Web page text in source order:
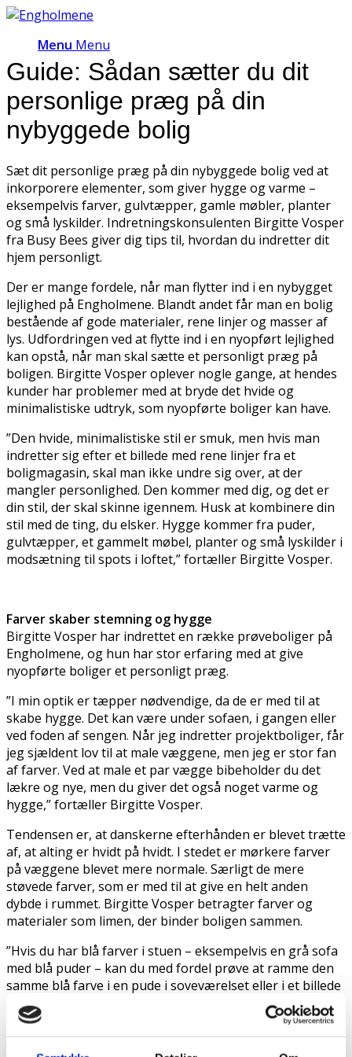
Menu Menu
Guide: Sådan sætter du dit
personlige præg på din
nybyggede bolig
Sæt dit personlige præg på din nybyggede bolig ved at
inkorporere elementer, som giver hygge og varme –
eksempelvis farver, gulvtæpper, gamle møbler, planter
og små lyskilder. Indretningskonsulenten Birgitte Vosper
fra Busy Bees giver dig tips til, hvordan du indretter dit
hjem personligt.
Der er mange fordele, når man flytter ind i en nybygget
lejlighed på Engholmene. Blandt andet får man en bolig
bestående af gode materialer, rene linjer og masser af
lys. Udfordringen ved at flytte ind i en nyopført lejlighed
kan opstå, når man skal sætte et personligt præg på
boligen. Birgitte Vosper oplever nogle gange, at hendes
kunder har problemer med at bryde det hvide og
minimalistiske udtryk, som nyopførte boliger kan have.
”Den hvide, minimalistiske stil er smuk, men hvis man
indretter sig efter et billede med rene linjer fra et
boligmagasin, skal man ikke undre sig over, at der
mangler personlighed. Den kommer med dig, og det er
din stil, der skal skinne igennem. Husk at kombinere din
stil med de ting, du elsker. Hygge kommer fra puder,
gulvtæpper, et gammelt møbel, planter og små lyskilder i
modsætning til spots i loftet,” fortæller Birgitte Vosper.
Farver skaber stemning og hygge
Birgitte Vosper har indrettet en række prøveboliger på
Engholmene, og hun har stor erfaring med at give
nyopførte boliger et personligt præg.
”I min optik er tæpper nødvendige, da de er med til at
skabe hygge. Det kan være under sofaen, i gangen eller
ved foden af sengen. Når jeg indretter projektboliger, får
jeg sjældent lov til at male væggene, men jeg er stor fan
af farver. Ved at male et par vægge bibeholder du det
lækre og nye, men du giver det også noget varme og
hygge,” fortæller Birgitte Vosper.
Tendensen er, at danskerne efterhånden er blevet trætte
af, at alting er hvidt på hvidt. I stedet er mørkere farver
på væggene blevet mere normale. Særligt de mere
støvede farver, som er med til at give en helt anden
dybde i rummet. Birgitte Vosper betragter farver og
materialer som limen, der binder boligen sammen.
”Hvis du har blå farver i stuen – eksempelvis en grå sofa
med blå puder – kan du med fordel prøve at ramme den
samme blå farve i en pude i soveværelset eller i et billede
på væggen. En blå vase på spisebordet i samme
farveskala men eventuelt i en tone lysere eller mørkere,
så det ikke ser for opstillet ud,” siger Birgitte Vosper, der